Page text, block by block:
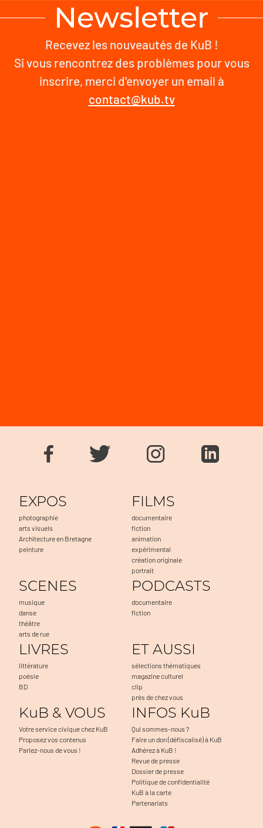
Newsletter
Recevez les nouveautés de KuB !
Si vous rencontrez des problèmes pour vous
inscrire, merci d'envoyer un email à
contact@kub.tv
EXPOS
photographie
arts visuels
Architecture en Bretagne
peinture
FILMS
documentaire
fiction
animation
expérimental
création originale
portrait
SCENES
musique
danse
théâtre
arts de rue
PODCASTS
documentaire
fiction
LIVRES
littérature
poésie
BD
ET AUSSI
sélections thématiques
magazine culturel
clip
près de chez vous
KuB & VOUS
Votre service civique chez KuB
Proposez vos contenus
Parlez-nous de vous !
INFOS KuB
Qui sommes-nous ?
Faire un don (défiscalisé) à KuB
Adhérez à KuB !
Revue de presse
Dossier de presse
Politique de confidentialité
KuB à la carte
Partenariats